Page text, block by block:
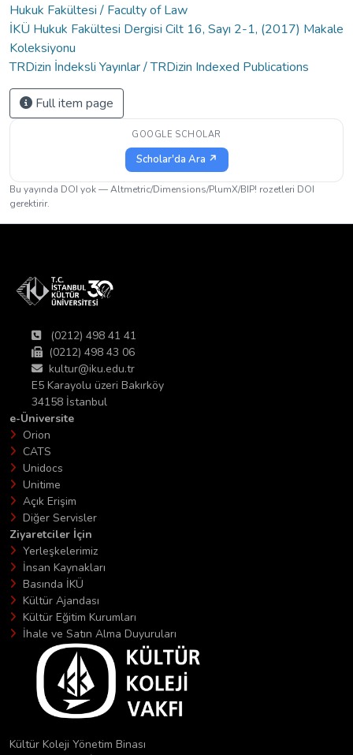
Hukuk Fakültesi / Faculty of Law
İKÜ Hukuk Fakültesi Dergisi Cilt 16, Sayı 2-1, (2017) Makale
Koleksiyonu
TRDizin İndeksli Yayınlar / TRDizin Indexed Publications
Full item page
GOOGLE SCHOLAR
Scholar'da Ara ↗
Bu yayında DOI yok — Altmetric/Dimensions/PlumX/BIP! rozetleri DOI
gerektirir.
(0212) 498 41 41
(0212) 498 43 06
kultur@iku.edu.tr
E5 Karayolu üzeri Bakırköy
34158 İstanbul
e-Üniversite
Orion
CATS
Unidocs
Unitime
Açık Erişim
Diğer Servisler
Ziyaretciler İçin
Yerleşkelerimiz
İnsan Kaynakları
Basında İKÜ
Kültür Ajandası
Kültür Eğitim Kurumları
İhale ve Satın Alma Duyuruları
Kültür Koleji Yönetim Binası